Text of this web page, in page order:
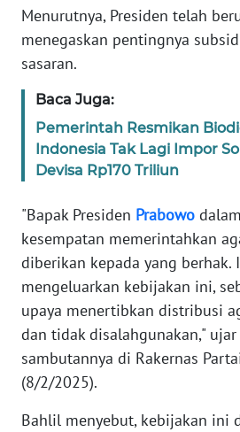
Menurutnya, Presiden telah
menegaskan pentingnya
sasaran.
Baca Juga:
Pemerintah Resmikan
Indonesia Tak Lagi Impor
Devisa Rp170 Triliun
"Bapak Presiden Prabowo
kesempatan memerintahkan
diberikan kepada yang berhak.
mengeluarkan kebijakan ini,
upaya menertibkan distribusi
dan tidak disalahgunakan,"
sambutannya di Rakernas
(8/2/2025).
Bahlil menyebut, kebijakan ini
INFO
IKLAN
KAMI
PEDOMAN
MEDIA
REDAKSI
KARIR
DISCLAIMER
Wahana
News